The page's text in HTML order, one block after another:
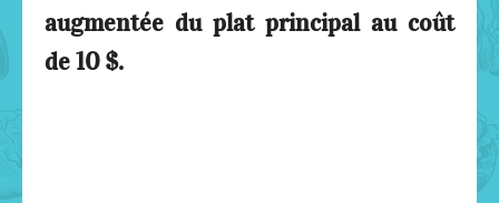
augmentée du plat principal au coût
de 10 $.